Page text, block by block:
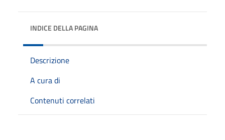
INDICE DELLA PAGINA
Descrizione
A cura di
Contenuti correlati